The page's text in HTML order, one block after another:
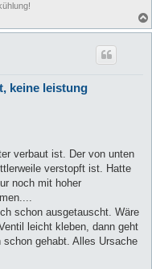
keine leistung
verbaut ist. Der von unten
verstopft ist. Hatte
noch mit hoher
schon ausgetauscht. Wäre
leicht kleben, dann geht
gehabt. Alles Ursache